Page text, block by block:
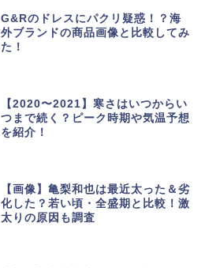
G&Rのドレスにパクリ疑惑！？海
外ブランドの商品画像と比較してみ
た！
【2020〜2021】寒さはいつからい
つまで続く？ピーク時期や気温予想
を紹介！
【画像】亀梨和也は最近太った＆劣
化した？若い頃・全盛期と比較！激
太りの原因も調査